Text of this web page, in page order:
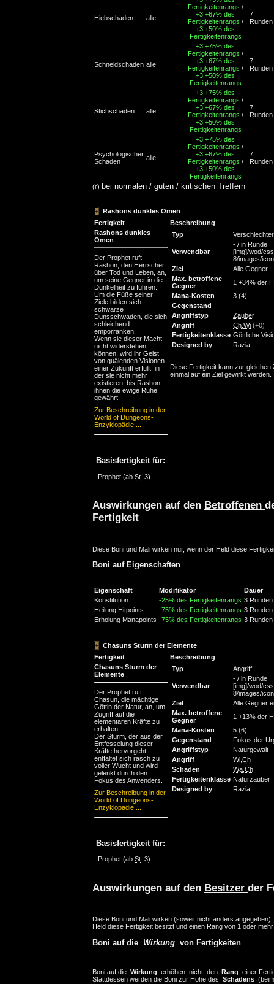
Hiebschaden alle
Fertigkeitenrangs /
+3 +67% des
Fertigkeitenrangs /
+3 +50% des
Fertigkeitenrangs
7
Runden
Schneidschaden alle
+3 +75% des
Fertigkeitenrangs /
+3 +67% des
Fertigkeitenrangs /
+3 +50% des
Fertigkeitenrangs
7
Runden
Stichschaden alle
+3 +75% des
Fertigkeitenrangs /
+3 +67% des
Fertigkeitenrangs /
+3 +50% des
Fertigkeitenrangs
7
Runden
Psychologischer
Schaden
alle
+3 +75% des
Fertigkeitenrangs /
+3 +67% des
Fertigkeitenrangs /
+3 +50% des
Fertigkeitenrangs
7
Runden
(r) bei normalen / guten / kritischen Treffern
Rashons dunkles Omen
Fertigkeit
Beschreibung
Rashons dunkles
Omen
Der Prophet ruft
Rashon, den Herrscher
über Tod und Leben, an,
um seine Gegner in die
Dunkelheit zu führen.
Um die Füße seiner
Ziele bilden sich
schwarze
Dunsschwaden, die sich
schleichend
emporranken.
Wenn sie dieser Macht
nicht widerstehen
können, wird ihr Geist
von quälenden Visionen
einer Zukunft erfüllt, in
der sie nicht mehr
existieren, bis Rashon
ihnen die ewige Ruhe
gewährt.
Zur Beschreibung in der
World of Dungeons-
Enzyklopädie ...
Basisfertigkeit für:
Prophet (ab St . 3)
Typ
Verwendbar
- / in Runde
[img]/wod/
8/images/
Ziel
Alle Gegner
Max. betroffene
Gegner
1 +34% der
Mana-Kosten
3 (4)
Gegenstand
-
Angriffstyp
Zauber
Angriff
Ch Wi (+0)
Fertigkeitenklasse Göttliche
Designed by
Razia
Diese Fertigkeit kann zur gleichen
einmal auf ein Ziel gewirkt werden.
Auswirkungen auf den Betroffenen
Fertigkeit
Diese Boni und Mali wirken nur, wenn der Held diese
Boni auf Eigenschaften
Eigenschaft Modifikator
Dauer
Konstitution
-25% des Fertigkeitenrangs 3 Runden
Heilung Hitpoints
-75% des Fertigkeitenrangs 3 Runden
Erholung Manapoints -75% des Fertigkeitenrangs 3 Runden
Chasuns Sturm der Elemente
Fertigkeit
Beschreibung
Chasuns Sturm der
Elemente
Der Prophet ruft
Chasun, die mächtige
Göttin der Natur, an, um
Zugriff auf die
elementaren Kräfte zu
erhalten.
Der Sturm, der aus der
Entfesselung dieser
Kräfte hervorgeht,
entfaltet sich rasch zu
voller Wucht und wird
gelenkt durch den
Fokus des Anwenders.
Zur Beschreibung in der
World of Dungeons-
Enzyklopädie ...
Basisfertigkeit für:
Prophet (ab St . 3)
Typ Angriff
Verwendbar
- / in Runde
[img]/wod/
8/images/
Ziel
Alle Gegner
Max. betroffene
Gegner
1 +13% der
Mana-Kosten
5 (6)
Gegenstand
Fokus der
Angriffstyp
Naturgewalt
Angriff
Wi Ch
Schaden
Wa Ch
Fertigkeitenklasse Naturzauber
Designed by
Razia
Auswirkungen auf den Besitzer der
Diese Boni und Mali wirken (soweit nicht anders
Held diese Fertigkeit besitzt und einen Rang von 1 oder
Boni auf die Wirkung von Fertigkeiten
Boni auf die Wirkung erhöhen nicht den Rang einer
Stattdessen werden die Boni zur Höhe des Schadens